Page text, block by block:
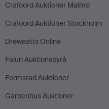
Crafoord Auktioner Malmö
Crafoord Auktioner Stockholm
Dreweatts Online
Falun Auktionsbyrå
Formstad Auktioner
Garpenhus Auktioner